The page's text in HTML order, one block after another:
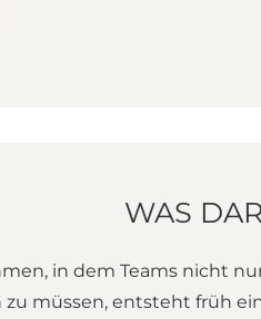
WAS
in dem Teams nicht
müssen, entsteht früh